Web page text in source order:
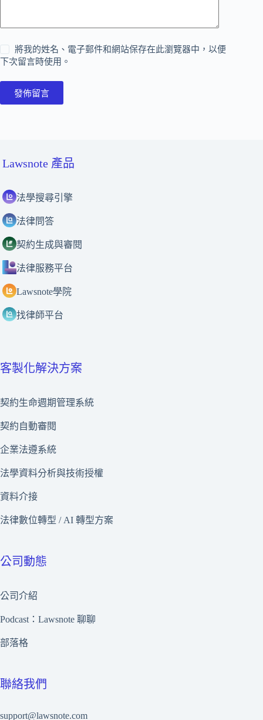
將我的姓名、電子郵件和網站保存在此瀏覽器中，以便
下次留言時使用。
發佈留言
Lawsnote 產品
法學搜尋引擎
法律問答
契約生成與審閱
法律服務平台
Lawsnote學院
找律師平台
客製化解決方案
契約生命週期管理系統
契約自動審閱
企業法遵系統
法學資料分析與技術授權
資料介接
法律數位轉型 / AI 轉型方案
公司動態
公司介紹
Podcast：Lawsnote 聊聊
部落格
聯絡我們
support@lawsnote.com